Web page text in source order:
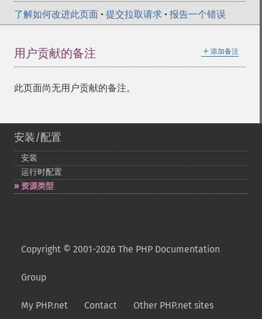
了解如何改进此页面 • 提交拉取请求 • 报告一个错误
＋ 添加备注
用户贡献的备注
此页面尚无用户贡献的备注。
安装/配置
安装
运行时配置
资源类型
Copyright © 2001-2026 The PHP Documentation
Group
My PHP.net Contact Other PHP.net sites